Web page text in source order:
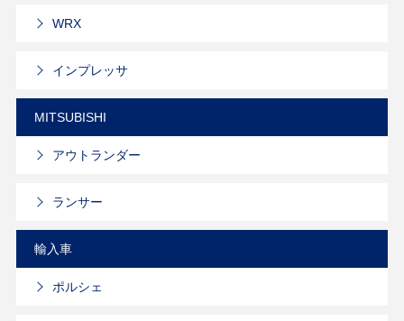
WRX
インプレッサ
MITSUBISHI
アウトランダー
ランサー
輸入車
ポルシェ